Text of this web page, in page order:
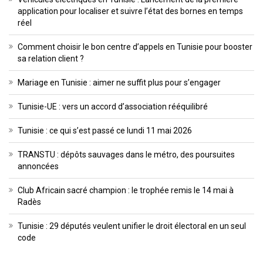
application pour localiser et suivre l’état des bornes en temps
réel
Comment choisir le bon centre d’appels en Tunisie pour booster
sa relation client ?
Mariage en Tunisie : aimer ne suffit plus pour s’engager
Tunisie-UE : vers un accord d’association rééquilibré
Tunisie : ce qui s’est passé ce lundi 11 mai 2026
TRANSTU : dépôts sauvages dans le métro, des poursuites
annoncées
Club Africain sacré champion : le trophée remis le 14 mai à
Radès
Tunisie : 29 députés veulent unifier le droit électoral en un seul
code